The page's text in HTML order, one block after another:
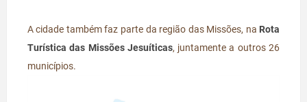
A cidade também faz parte da região das Missões, na Rota
Turística das Missões Jesuíticas, juntamente a outros 26
municípios.